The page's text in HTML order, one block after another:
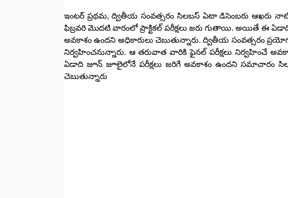
ఇంటర్ ప్రథమ, ద్వితీయ సంవత్సరం సిలబస్ ఏటా డిసెంబరు ఆఖరు నాటికి
ఫిబ్రవరి మొదటి వారంలో ప్రాక్టికల్ పరీక్షలు జరు గుతాయి. అయితే ఈ
అవకాశం ఉందని అధికారులు చెబుతున్నారు. ద్వితీయ సంవత్సరం
నిర్వహించనున్నారు. ఆ తరువాత వారికి ఫైనల్ పరీక్షలు నిర్వహించే
ఏడాది జూన్ జూలైలోనే పరీక్షలు జరిగే అవకాశం ఉందని సమాచారం
చెబుతున్నారు